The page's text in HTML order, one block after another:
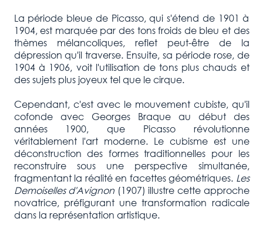
La période bleue de Picasso, qui s'étend de 1901 à
1904, est marquée par des tons froids de bleu et des
thèmes mélancoliques, reflet peut-être de la
dépression qu'il traverse. Ensuite, sa période rose, de
1904 à 1906, voit l'utilisation de tons plus chauds et
des sujets plus joyeux tel que le cirque.
Cependant, c'est avec le mouvement cubiste, qu'il
cofonde avec Georges Braque au début des
années 1900, que Picasso révolutionne
véritablement l'art moderne. Le cubisme est une
déconstruction des formes traditionnelles pour les
reconstruire sous une perspective simultanée,
fragmentant la réalité en facettes géométriques. Les
Demoiselles d'Avignon (1907) illustre cette approche
novatrice, préfigurant une transformation radicale
dans la représentation artistique.